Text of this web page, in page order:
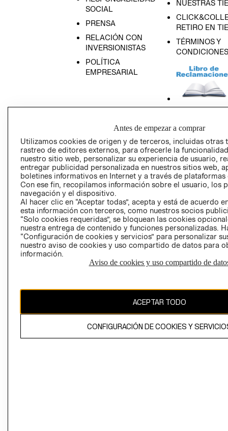
SOCIAL
PRENSA
RELACIÓN CON
INVERSIONISTAS
POLÍTICA
EMPRESARIAL
NUESTRAS
RETIRO EN
TÉRMINOS Y
CONDICIONES
PRIVACIDAD
GIFT CARD
AVISO DE
Perú (S/)
CAMBIAR REGIÓN
Antes de empezar a comprar
Utilizamos cookies de origen y de terceros, incluidas otras
rastreo de editores externos, para ofrecerle la
nuestro sitio web, personalizar su experiencia de usuario,
entregar publicidad personalizada en nuestros sitios web,
boletines informativos en Internet y a través de plataformas
Con ese fin, recopilamos información sobre el usuario, los
navegación y el dispositivo.
Al hacer clic en “Aceptar todas”, acepta y está de acuerdo
esta información con terceros, como nuestros socios
“Solo cookies requeridas”, se bloquean las cookies
nuestra entrega de contenido y funciones personalizadas.
“Configuración de cookies y servicios” para personalizar
nuestro aviso de cookies y uso compartido de datos para
información.
Aviso de cookies y uso compartido de
ACEPTAR TODO
CONFIGURACIÓN DE COOKIES Y